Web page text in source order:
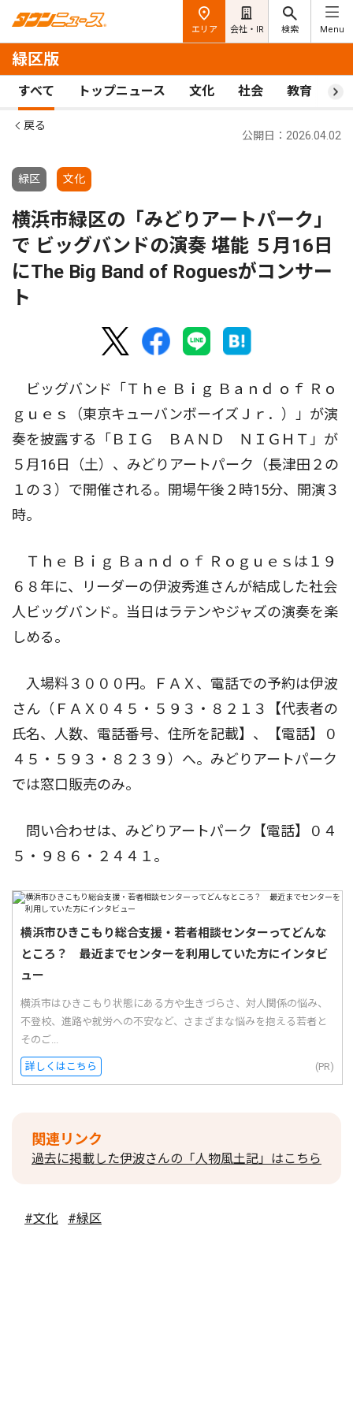
エリア 会社・IR 検索 Menu
緑区版
すべて トップニュース 文化 社会 教育 ス
戻る
緑区 文化
公開日：2026.04.02
横浜市緑区の「みどりアートパーク」
で ビッグバンドの演奏 堪能 ５月16日
にThe Big Band of Roguesがコンサー
ト
ビッグバンド「Ｔｈｅ Ｂｉｇ Ｂａｎｄ ｏｆ Ｒｏ
ｇｕｅｓ（東京キューバンボーイズＪｒ．）」が演
奏を披露する「ＢＩＧ ＢＡＮＤ ＮＩＧＨＴ」が
５月16日（土）、みどりアートパーク（長津田２の
１の３）で開催される。開場午後２時15分、開演３
時。
Ｔｈｅ Ｂｉｇ Ｂａｎｄ ｏｆ Ｒｏｇｕｅｓは１９
６８年に、リーダーの伊波秀進さんが結成した社会
人ビッグバンド。当日はラテンやジャズの演奏を楽
しめる。
入場料３０００円。ＦＡＸ、電話での予約は伊波
さん（ＦＡＸ０４５・５９３・８２１３【代表者の
氏名、人数、電話番号、住所を記載】、【電話】０
４５・５９３・８２３９）へ。みどりアートパーク
では窓口販売のみ。
問い合わせは、みどりアートパーク【電話】０４
５・９８６・２４４１。
横浜市ひきこもり総合支援・若者相談センターってどんな
ところ？ 最近までセンターを利用していた方にインタビ
ュー
横浜市はひきこもり状態にある方や生きづらさ、対人関係の悩み、
不登校、進路や就労への不安など、さまざまな悩みを抱える若者と
そのご...
詳しくはこちら (PR)
関連リンク
過去に掲載した伊波さんの「人物風土記」はこちら
#文化 #緑区